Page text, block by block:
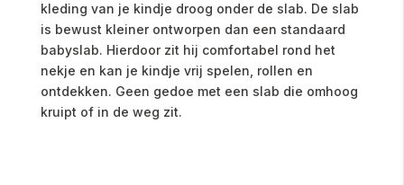
kleding van je kindje droog onder de slab. De slab
is bewust kleiner ontworpen dan een standaard
babyslab. Hierdoor zit hij comfortabel rond het
nekje en kan je kindje vrij spelen, rollen en
ontdekken. Geen gedoe met een slab die omhoog
kruipt of in de weg zit.